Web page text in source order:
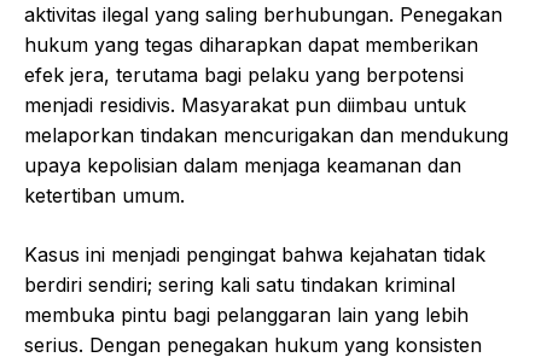
aktivitas ilegal yang saling berhubungan. Penegakan
hukum yang tegas diharapkan dapat memberikan
efek jera, terutama bagi pelaku yang berpotensi
menjadi residivis. Masyarakat pun diimbau untuk
melaporkan tindakan mencurigakan dan mendukung
upaya kepolisian dalam menjaga keamanan dan
ketertiban umum.
Kasus ini menjadi pengingat bahwa kejahatan tidak
berdiri sendiri; sering kali satu tindakan kriminal
membuka pintu bagi pelanggaran lain yang lebih
serius. Dengan penegakan hukum yang konsisten